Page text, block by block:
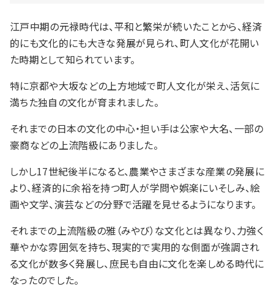
江戸中期の元禄時代は、平和と繁栄が続いたことから、経済
的にも文化的にも大きな発展が見られ、町人文化が花開い
た時期として知られています。
特に京都や大坂などの上方地域で町人文化が栄え、活気に
満ちた独自の文化が育まれました。
それまでの日本の文化の中心・担い手は公家や大名、一部の
豪商などの上流階級にありました。
しかし17世紀後半になると、農業やさまざまな産業の発展に
より、経済的に余裕を持つ町人が学問や娯楽にいそしみ、絵
画や文学、演芸などの分野で活躍を見せるようになります。
それまでの上流階級の雅（みやび）な文化とは異なり、力強く
華やかな雰囲気を持ち、現実的で実用的な側面が強調され
る文化が数多く発展し、庶民も自由に文化を楽しめる時代に
なったのでした。